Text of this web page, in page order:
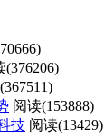
(376206)
367511)
阅读(153888)
技 阅读(13429)